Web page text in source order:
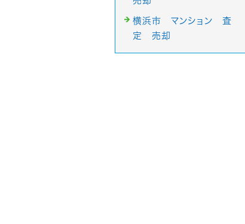
横浜市 マンション 査
定 売却